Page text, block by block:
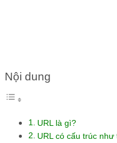
Nội dung
URL là gì?
URL có cấu trúc như